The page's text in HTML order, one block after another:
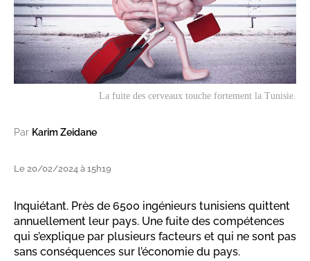
La fuite des cerveaux touche fortement la Tunisie.
Par Karim Zeidane
Le 20/02/2024 à 15h19
Inquiétant. Près de 6500 ingénieurs tunisiens quittent
annuellement leur pays. Une fuite des compétences
qui s’explique par plusieurs facteurs et qui ne sont pas
sans conséquences sur l’économie du pays.